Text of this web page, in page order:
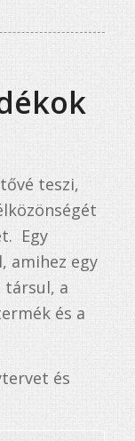
teszi,
Egy
amihez egy
társul, a
és a
és